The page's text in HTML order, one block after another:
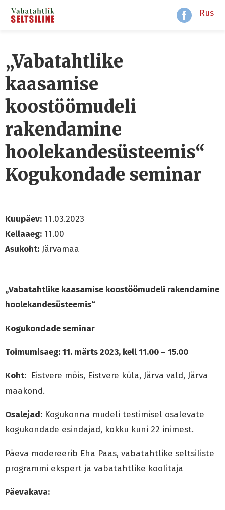
Rus
„Vabatahtlike
kaasamise
koostöömudeli
rakendamine
hoolekandesüsteemis“
Kogukondade seminar
Kuupäev: 11.03.2023
Kellaaeg: 11.00
Asukoht: Järvamaa
„Vabatahtlike kaasamise koostöömudeli rakendamine
hoolekandesüsteemis“
Kogukondade seminar
Toimumisaeg: 11. märts 2023, kell 11.00 – 15.00
Koht: Eistvere mõis, Eistvere küla, Järva vald, Järva
maakond.
Osalejad: Kogukonna mudeli testimisel osalevate
kogukondade esindajad, kokku kuni 22 inimest.
Päeva modereerib Eha Paas, vabatahtlike seltsiliste
programmi ekspert ja vabatahtlike koolitaja
Päevakava: